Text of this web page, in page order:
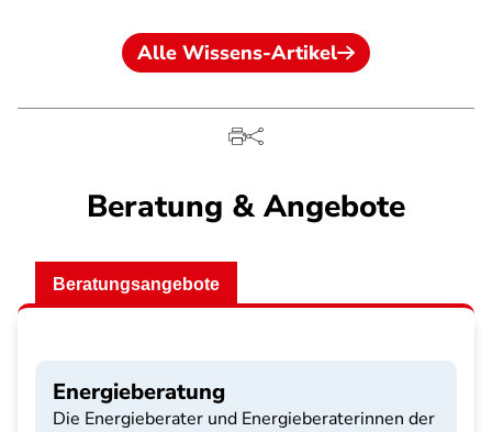
Alle Wissens-Artikel
Beratung & Angebote
Beratungsangebote
Energieberatung
Die Energieberater und Energieberaterinnen der